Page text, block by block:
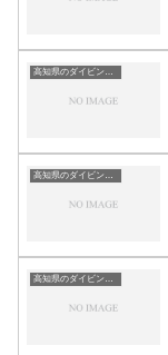
高知県のダイビングスポット・ポイント一覧
高知県のダイビングスポット・ポイント一覧
高知県のダイビングスポット・ポイント一覧